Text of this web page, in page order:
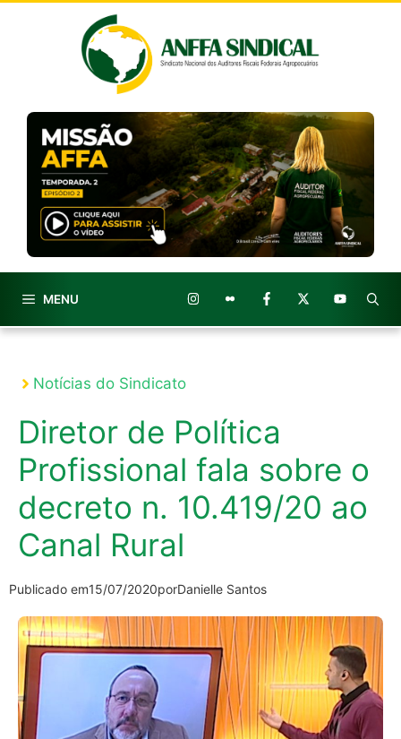
MENU
Notícias do Sindicato
Diretor de Política
Profissional fala sobre o
decreto n. 10.419/20 ao
Canal Rural
Publicado em15/07/2020porDanielle Santos